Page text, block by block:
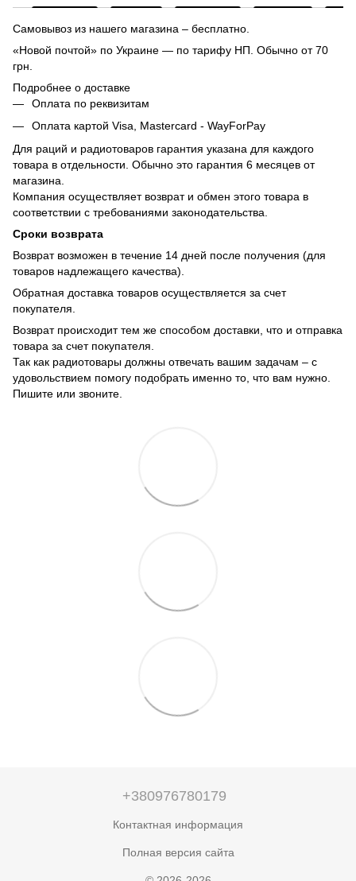
Самовывоз из нашего магазина – бесплатно.
«Новой почтой» по Украине — по тарифу НП. Обычно от 70
грн.
Подробнее о доставке
Оплата по реквизитам
Оплата картой Visa, Mastercard - WayForPay
Для раций и радиотоваров гарантия указана для каждого
товара в отдельности. Обычно это гарантия 6 месяцев от
магазина.
Компания осуществляет возврат и обмен этого товара в
соответствии с требованиями законодательства.
Сроки возврата
Возврат возможен в течение 14 дней после получения (для
товаров надлежащего качества).
Обратная доставка товаров осуществляется за счет
покупателя.
Возврат происходит тем же способом доставки, что и отправка
товара за счет покупателя.
Так как радиотовары должны отвечать вашим задачам – с
удовольствием помогу подобрать именно то, что вам нужно.
Пишите или звоните.
+380976780179
Контактная информация
Полная версия сайта